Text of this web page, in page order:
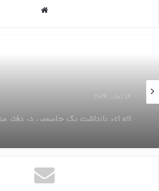
16 ژوئن 2026
اژه ای: بازداشت یک جاسوس در دفتر
16 ژوئن 2026